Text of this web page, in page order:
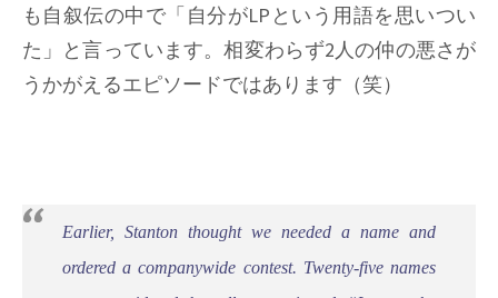
も自叙伝の中で「自分がLPという用語を思いつい
た」と言っています。相変わらず2人の仲の悪さが
うかがえるエピソードではあります（笑）
Earlier, Stanton thought we needed a name and
ordered a companywide contest. Twenty-five names